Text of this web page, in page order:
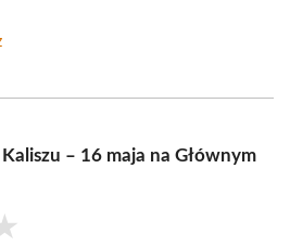
– 16 maja na Głównym